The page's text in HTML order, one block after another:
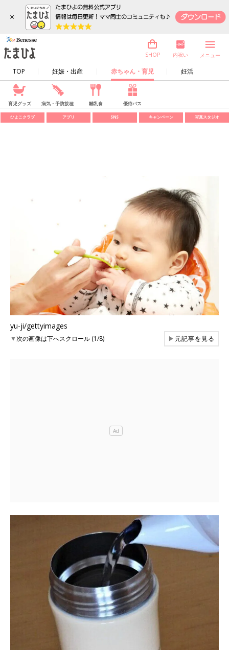
×
TOP 妊娠・出産 赤ちゃん・育児 妊活
SHOP 内祝い メニュー
育児グッズ 病気・予防接種 離乳食 優待パス
ひよこクラブ アプリ SNS キャンペーン 写真スタジオ
yu-ji/gettyimages
▼次の画像は下へスクロール (1/8) ▶元記事を見る